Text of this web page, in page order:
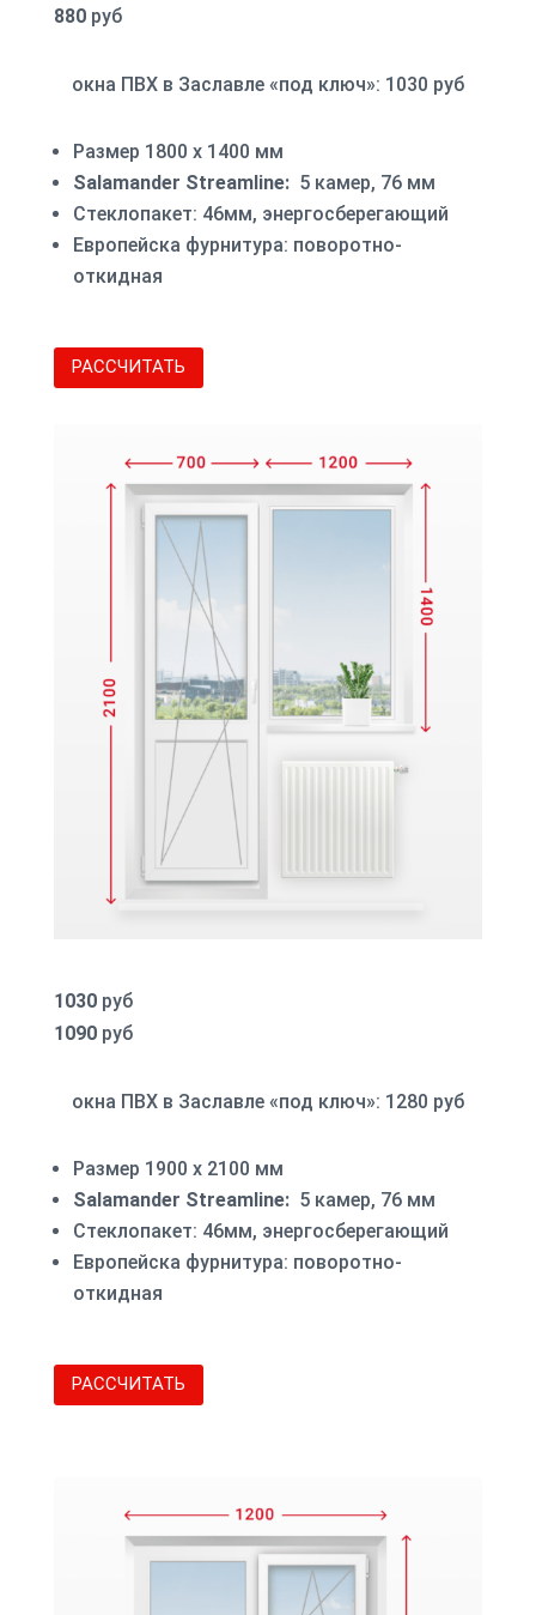
880руб
окна ПВХ в Заславле «под ключ»: 1030 руб
Размер 1800 х 1400 мм
Salamander Streamline: 5 камер, 76 мм
Стеклопакет: 46мм, энергосберегающий
Европейска фурнитура: поворотно-
откидная
РАССЧИТАТЬ
1030руб
1090руб
окна ПВХ в Заславле «под ключ»: 1280 руб
Размер 1900 х 2100 мм
Salamander Streamline: 5 камер, 76 мм
Стеклопакет: 46мм, энергосберегающий
Европейска фурнитура: поворотно-
откидная
РАССЧИТАТЬ